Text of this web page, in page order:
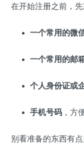
在开始注册之前，
一个常用的微
一个常用的邮
个人身份证或
手机号码 ，方
别看准备的东西有